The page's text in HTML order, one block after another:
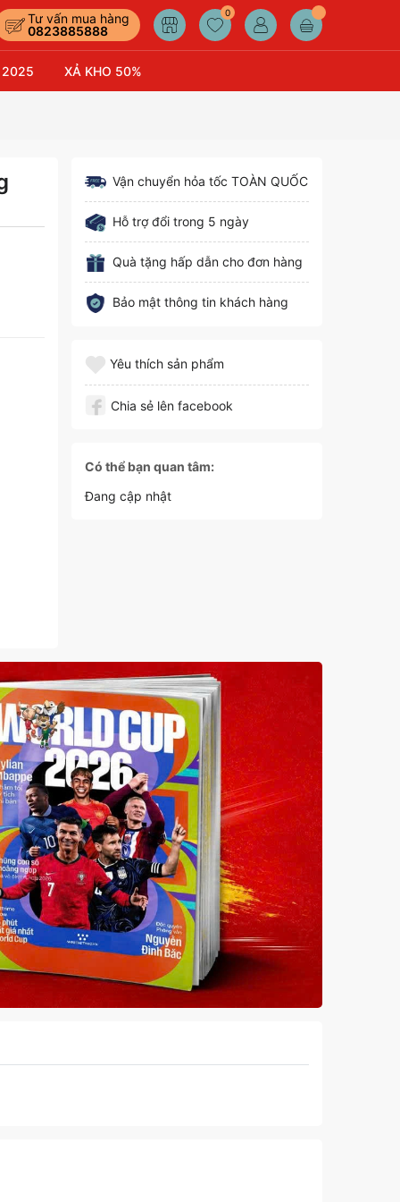
Tư vấn mua hàng
0823885888
0
2025 XẢ KHO 50%
Vận chuyển hỏa tốc TOÀN QUỐC
Hỗ trợ đổi trong 5 ngày
Quà tặng hấp dẫn cho đơn hàng
Bảo mật thông tin khách hàng
Yêu thích sản phẩm
Chia sẻ lên facebook
Có thể bạn quan tâm:
Đang cập nhật